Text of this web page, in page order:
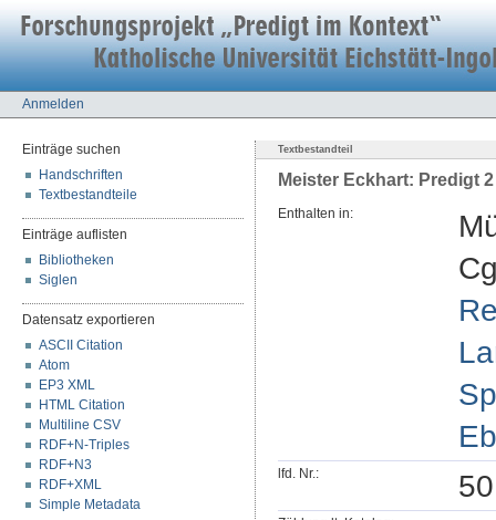
Anmelden
Einträge suchen
Handschriften
Textbestandteile
Einträge auflisten
Bibliotheken
Siglen
Datensatz exportieren
ASCII Citation
Atom
EP3 XML
HTML Citation
Multiline CSV
RDF+N-Triples
RDF+N3
RDF+XML
Simple Metadata
Textbestandteil
Meister Eckhart: Predigt
Enthalten in:
lfd. Nr.: 50